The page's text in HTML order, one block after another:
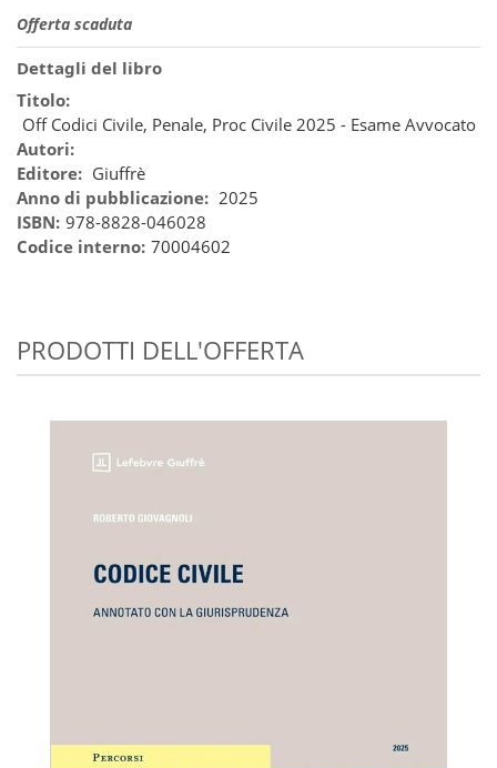
Offerta scaduta
Dettagli del libro
Titolo:
Off Codici Civile, Penale, Proc Civile 2025 - Esame Avvocato
Autori:
Editore: Giuffrè
Anno di pubblicazione: 2025
ISBN: 978-8828-046028
Codice interno: 70004602
PRODOTTI DELL'OFFERTA